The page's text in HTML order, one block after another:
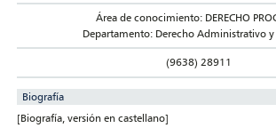
Área de conocimiento: DERECHO
Departamento: Derecho Administrativo y
(9638) 28911
Biografía
[Biografía, versión en castellano]